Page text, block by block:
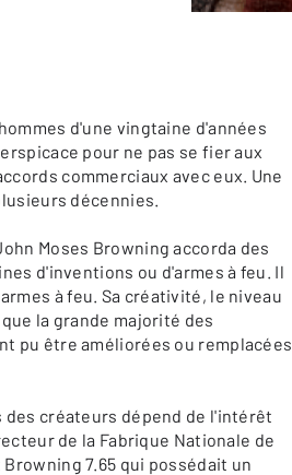
d'une vingtaine d'années
pour ne pas se fier aux
commerciaux avec eux. Une
décennies.
Moses Browning accorda des
d'inventions ou d'armes à feu. Il
à feu. Sa créativité, le niveau
la grande majorité des
pu être améliorées ou remplacées
des créateurs dépend de l'intérêt
de la Fabrique Nationale de
7.65 qui possédait un